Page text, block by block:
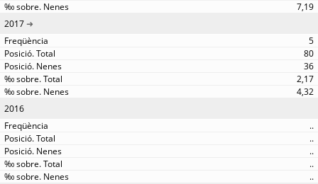
7,19
2017
5
80
36
2,17
4,32
2016
..
..
..
..
..